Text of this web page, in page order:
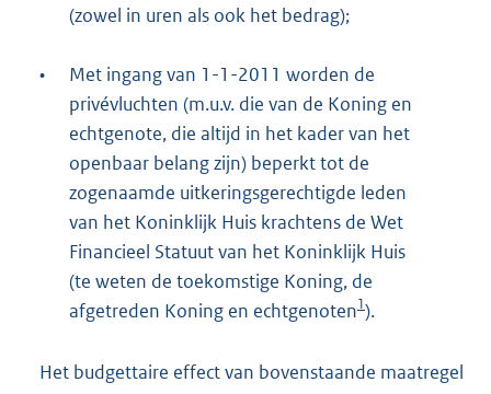
(zowel in uren als ook het bedrag);
•
Met ingang van 1-1-2011 worden de
privévluchten (m.u.v. die van de Koning en
echtgenote, die altijd in het kader van het
openbaar belang zijn) beperkt tot de
zogenaamde uitkeringsgerechtigde leden
van het Koninklijk Huis krachtens de Wet
Financieel Statuut van het Koninklijk Huis
(te weten de toekomstige Koning, de
afgetreden Koning en echtgenoten1).
Het budgettaire effect van bovenstaande maatregel